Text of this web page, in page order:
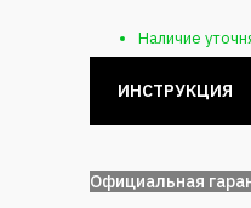
ㅤОфициальная
ИНСТРУКЦИЯ
Наличие